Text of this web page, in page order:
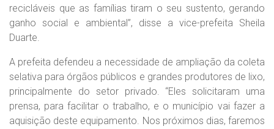
recicláveis que as famílias tiram o seu sustento, gerando
ganho social e ambiental”, disse a vice-prefeita Sheila
Duarte.
A prefeita defendeu a necessidade de ampliação da coleta
selativa para órgãos públicos e grandes produtores de lixo,
principalmente do setor privado. “Eles solicitaram uma
prensa, para facilitar o trabalho, e o município vai fazer a
aquisição deste equipamento. Nos próximos dias, faremos